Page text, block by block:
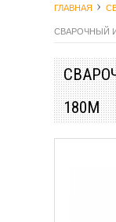
ГЛАВНАЯ
СВАРОЧНЫЙ
180M